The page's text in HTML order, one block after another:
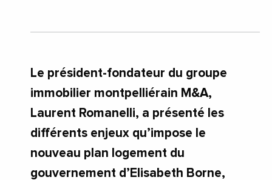
Le président-fondateur du groupe
immobilier montpelliérain M&A,
Laurent Romanelli, a présenté les
différents enjeux qu’impose le
nouveau plan logement du
gouvernement d’Elisabeth Borne,